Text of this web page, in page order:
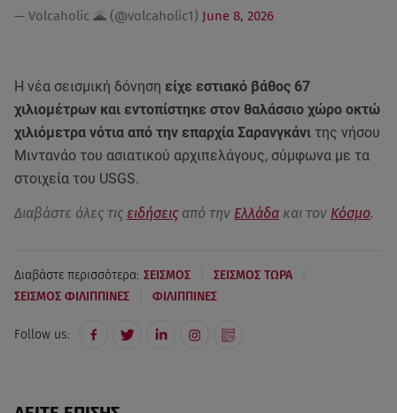
— Volcaholic 🌋 (@volcaholic1) June 8, 2026
Η νέα σεισμική δόνηση είχε εστιακό βάθος 67
χιλιομέτρων και εντοπίστηκε στον θαλάσσιο χώρο οκτώ
χιλιόμετρα νότια από την επαρχία Σαρανγκάνι της νήσου
Μιντανάο του ασιατικού αρχιπελάγους, σύμφωνα με τα
στοιχεία του USGS.
Διαβάστε όλες τις ειδήσεις από την Ελλάδα και τον Κόσμο.
Διαβάστε περισσότερα: ΣΕΙΣΜΟΣ ΣΕΙΣΜΟΣ ΤΩΡΑ
ΣΕΙΣΜΟΣ ΦΙΛΙΠΠΙΝΕΣ ΦΙΛΙΠΠΙΝΕΣ
Follow us: